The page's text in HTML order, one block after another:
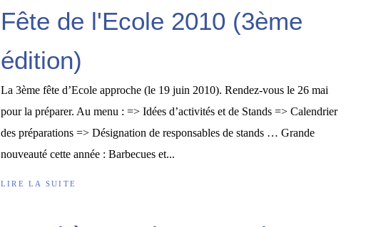
Fête de l'Ecole 2010 (3ème
édition)
La 3ème fête d’Ecole approche (le 19 juin 2010). Rendez-vous le 26 mai
pour la préparer. Au menu : => Idées d’activités et de Stands => Calendrier
des préparations => Désignation de responsables de stands … Grande
nouveauté cette année : Barbecues et...
LIRE LA SUITE